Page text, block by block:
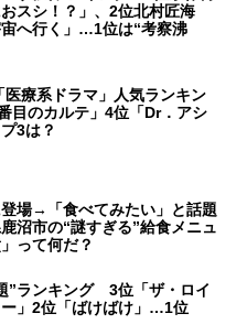
スシ！？」、2位北村匠海
宙へ行く」…1位は“考察沸
医療系ドラマ」人気ランキン
目のカルテ」4位「Dr．アシ
3は？
登場→「食べてみたい」と話題
沼市の“謎すぎる”給食メニュ
って何だ？
”ランキング 3位「ザ・ロイ
」2位「ばけばけ」…1位